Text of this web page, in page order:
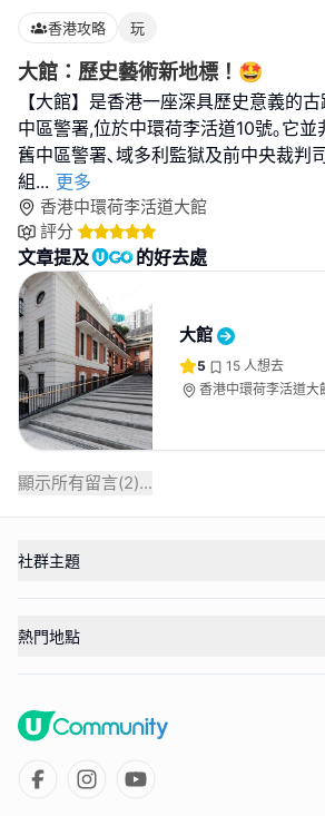
香港攻略 玩
大館：歷史藝術新地標！🤩
【大館】是香港一座深具歷史意義的
中區警署,位於中環荷李活道10號｡它並
舊中區警署､域多利監獄及前中央裁判
組... 更多
香港中環荷李活道大館
評分
文章提及 的好去處
大館
5 15 人想去
香港中環荷李活道大
顯示所有留言(2)...
社群主題
熱門地點